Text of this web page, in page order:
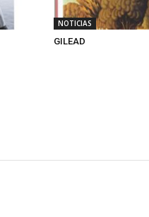
NOTICIAS
GILEAD